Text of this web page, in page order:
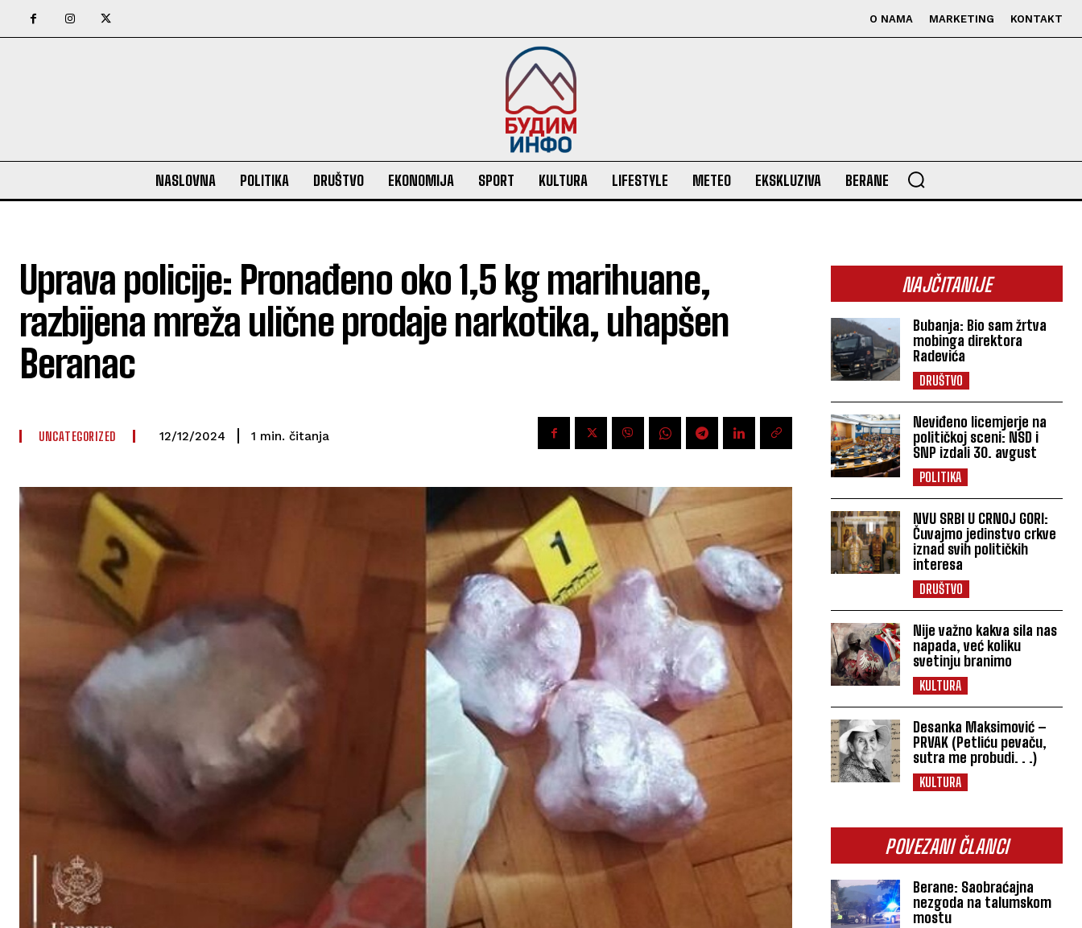
O NAMA MARKETING KONTAKT
NASLOVNA POLITIKA DRUŠTVO EKONOMIJA SPORT KULTURA LIFESTYLE METEO EKSKLUZIVA BERANE
NAJČITANIJE
Bubanja: Bio sam žrtva
mobinga direktora
Radevića
DRUŠTVO
Neviđeno licemjerje na
političkoj sceni: NSD i
SNP izdali 30. avgust
POLITIKA
NVU SRBI U CRNOJ GORI:
Čuvajmo jedinstvo crkve
iznad svih političkih
interesa
DRUŠTVO
Nije važno kakva sila nas
napada, već koliku
svetinju branimo
KULTURA
Desanka Maksimović –
PRVAK (Petliću pevaču,
sutra me probudi. . .)
KULTURA
POVEZANI ČLANCI
Berane: Saobraćajna
nezgoda na talumskom
mostu
Uprava policije: Pronađeno oko 1,5 kg marihuane,
razbijena mreža ulične prodaje narkotika, uhapšen
Beranac
UNCATEGORIZED 12/12/2024 1 min. čitanja